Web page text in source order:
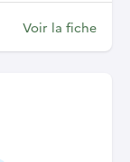
Voir la fiche